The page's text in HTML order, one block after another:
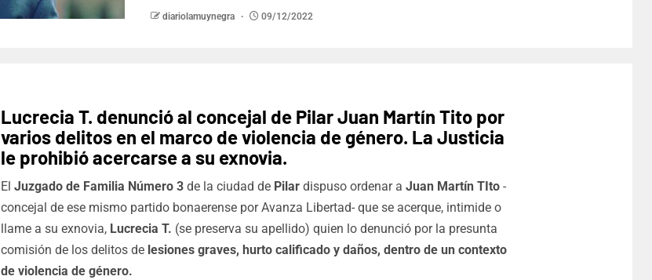
diariolamuynegra 09/12/2022
Lucrecia T. denunció al concejal de Pilar Juan Martín Tito por
varios delitos en el marco de violencia de género. La Justicia
le prohibió acercarse a su exnovia.
El Juzgado de Familia Número 3de la ciudad de Pilar dispuso ordenar a Juan Martín TIto-
concejal de ese mismo partido bonaerense por Avanza Libertad- que se acerque, intimide o
llame a su exnovia,Lucrecia T. (se preserva su apellido) quien lo denunció por la presunta
comisión de los delitos de lesiones graves, hurto calificado y daños, dentro de un contexto
de violencia de género.